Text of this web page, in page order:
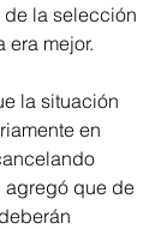
la selección
era mejor.
la situación
en
agregó que de